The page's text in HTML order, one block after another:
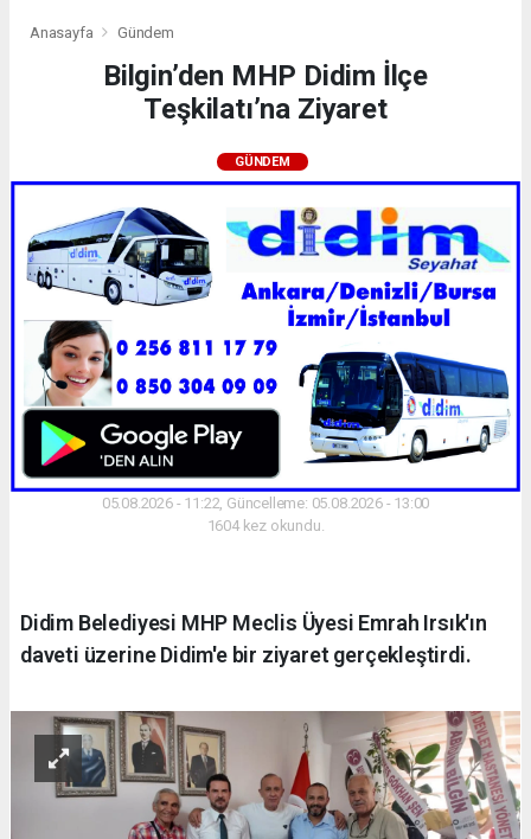
Anasayfa Gündem
Bilgin’den MHP Didim İlçe
Teşkilatı’na Ziyaret
GÜNDEM
05.08.2026 - 11:22, Güncelleme: 05.08.2026 - 13:00
1604 kez okundu.
Didim Belediyesi MHP Meclis Üyesi Emrah Irsık'ın
daveti üzerine Didim'e bir ziyaret gerçekleştirdi.